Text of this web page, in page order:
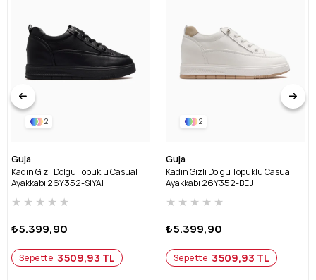
2
Guja
Kadın Gizli Dolgu Topuklu Casual
Ayakkabı 26Y352-SİYAH
★ ★ ★ ★ ★
₺5.399,90
Sepette 3509,93 TL
2
Guja
Kadın Gizli Dolgu Topuklu Casual
Ayakkabı 26Y352-BEJ
★ ★ ★ ★ ★
₺5.399,90
Sepette 3509,93 TL